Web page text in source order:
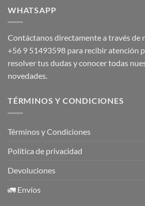
WHATSAPP
Contáctanos directamente a través de
+56 9 51493598 para recibir atención
resolver tus dudas y conocer todas
novedades.
TÉRMINOS Y CONDICIONES
Términos y Condiciones
Política de privacidad
Devoluciones
🚛 Envíos